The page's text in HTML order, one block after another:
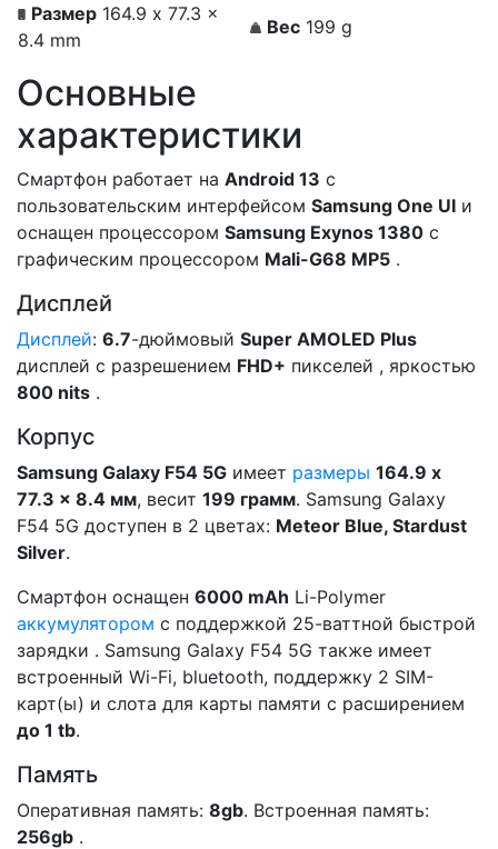
Размер 164.9 x 77.3 x
8.4 mm
Вес199 g
Основные
характеристики
Смартфон работает на Android 13 c
пользовательским интерфейсом Samsung One UI и
оснащен процессором Samsung Exynos 1380 с
графическим процессором Mali-G68 MP5 .
Дисплей
Дисплей: 6.7-дюймовый Super AMOLED Plus
дисплей с разрешением FHD+ пикселей , яркостью
800 nits .
Корпус
Samsung Galaxy F54 5G имеет размеры 164.9 x
77.3 x 8.4 мм, весит 199 грамм. Samsung Galaxy
F54 5G доступен в 2 цветах: Meteor Blue, Stardust
Silver.
Смартфон оснащен 6000 mAh Li-Polymer
аккумулятором с поддержкой 25-ваттной быстрой
зарядки . Samsung Galaxy F54 5G также имеет
встроенный Wi-Fi, bluetooth, поддержку 2 SIM-
карт(ы) и слота для карты памяти с расширением
до 1 tb.
Память
Оперативная память: 8gb. Встроенная память:
256gb .